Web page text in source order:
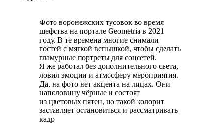
Фото воронежских тусовок во время
шефства на портале Geometria в 2021
году. В те времена многие снимали
гостей с мягкой вспышкой, чтобы сделать
гламурные портреты для соцсетей.
Я же работал без дополнительного света,
ловил эмоции и атмосферу мероприятия.
Да, на фото нет акцента на лицах. Они
наполовину чёрные и состоят
из цветовых пятен, но такой колорит
заставляет остановиться и рассматривать
кадр